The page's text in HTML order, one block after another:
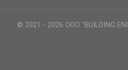
© 2021 - 2026 ООО "BUILDING